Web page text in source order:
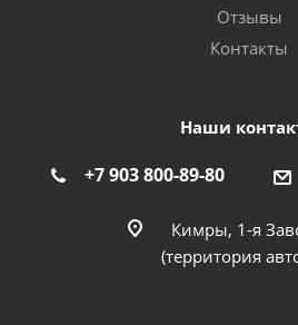
Отзывы
Контакты
Наши
+7 903 800-89-80
Кимры, 1-я
(территория